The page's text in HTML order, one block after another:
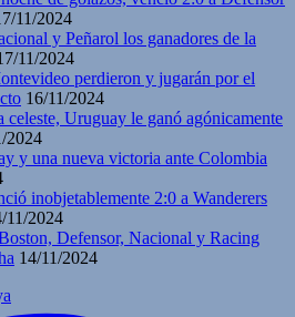
11/2024
y Peñarol los ganadores de la
11/2024
perdieron y jugarán por el
16/11/2024
Uruguay le ganó agónicamente
2024
y una nueva victoria ante Colombia
inobjetablemente 2:0 a Wanderers
11/2024
Defensor, Nacional y Racing
14/11/2024